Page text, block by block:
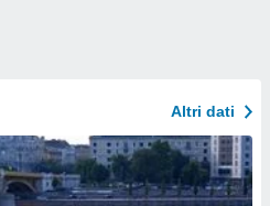
Altri dati